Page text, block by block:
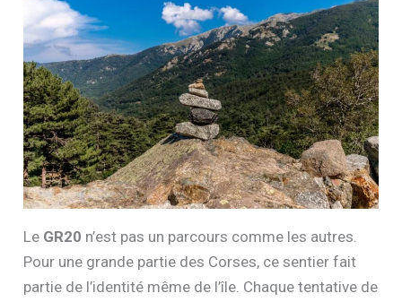
Le GR20 n’est pas un parcours comme les autres.
Pour une grande partie des Corses, ce sentier fait
partie de l’identité même de l’île. Chaque tentative de